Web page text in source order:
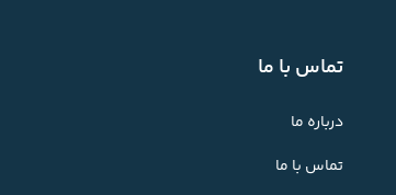
تماس با ما
درباره ما
تماس با ما